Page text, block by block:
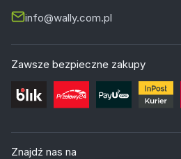
info@wally.com.pl
Zawsze bezpieczne zakupy
Znajdź nas na